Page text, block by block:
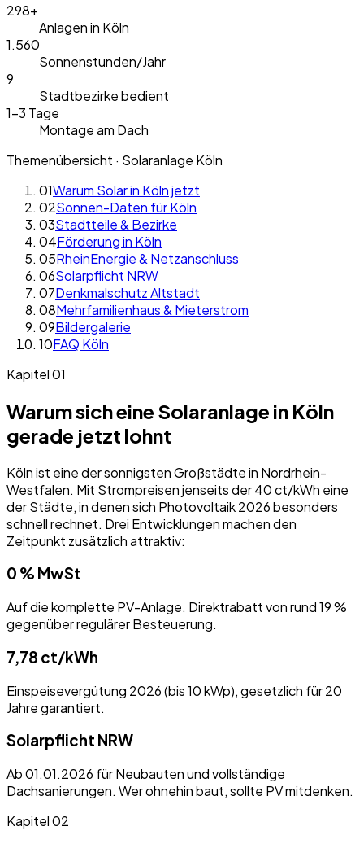
298+
Anlagen in Köln
1.560
Sonnenstunden/Jahr
9
Stadtbezirke bedient
1–3 Tage
Montage am Dach
Themenübersicht · Solaranlage Köln
01Warum Solar in Köln jetzt
02Sonnen-Daten für Köln
03Stadtteile & Bezirke
04Förderung in Köln
05RheinEnergie & Netzanschluss
06Solarpflicht NRW
07Denkmalschutz Altstadt
08Mehrfamilienhaus & Mieterstrom
09Bildergalerie
10FAQ Köln
Kapitel 01
Warum sich eine Solaranlage in Köln
gerade jetzt lohnt
Köln ist eine der sonnigsten Großstädte in Nordrhein-
Westfalen. Mit Strompreisen jenseits der 40 ct/kWh eine
der Städte, in denen sich Photovoltaik 2026 besonders
schnell rechnet. Drei Entwicklungen machen den
Zeitpunkt zusätzlich attraktiv:
0 % MwSt
Auf die komplette PV-Anlage. Direktrabatt von rund 19 %
gegenüber regulärer Besteuerung.
7,78 ct/kWh
Einspeisevergütung 2026 (bis 10 kWp), gesetzlich für 20
Jahre garantiert.
Solarpflicht NRW
Ab 01.01.2026 für Neubauten und vollständige
Dachsanierungen. Wer ohnehin baut, sollte PV mitdenken.
Kapitel 02